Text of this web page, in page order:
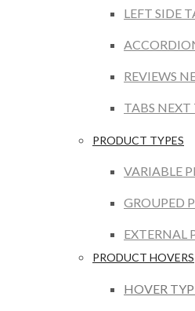
LEFT SIDE
REVIEWS
TABS
PRODUCT TYPES
VARIABLE
GROUPED
EXTERNAL
PRODUCT HOVERS
HOVER